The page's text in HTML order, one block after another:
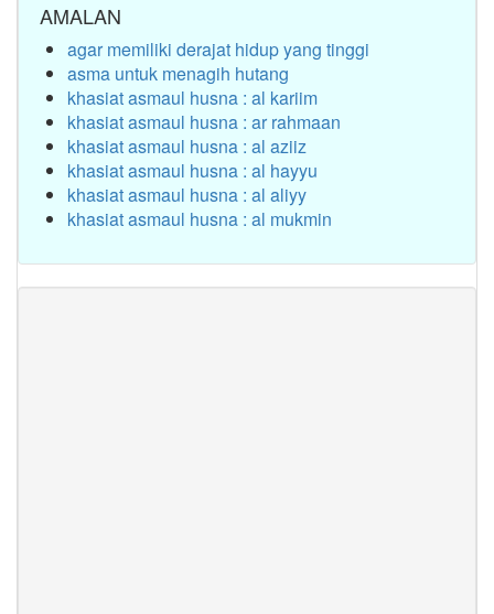
AMALAN
agar memiliki derajat hidup yang tinggi
asma untuk menagih hutang
khasiat asmaul husna : al kariim
khasiat asmaul husna : ar rahmaan
khasiat asmaul husna : al aziiz
khasiat asmaul husna : al hayyu
khasiat asmaul husna : al aliyy
khasiat asmaul husna : al mukmin